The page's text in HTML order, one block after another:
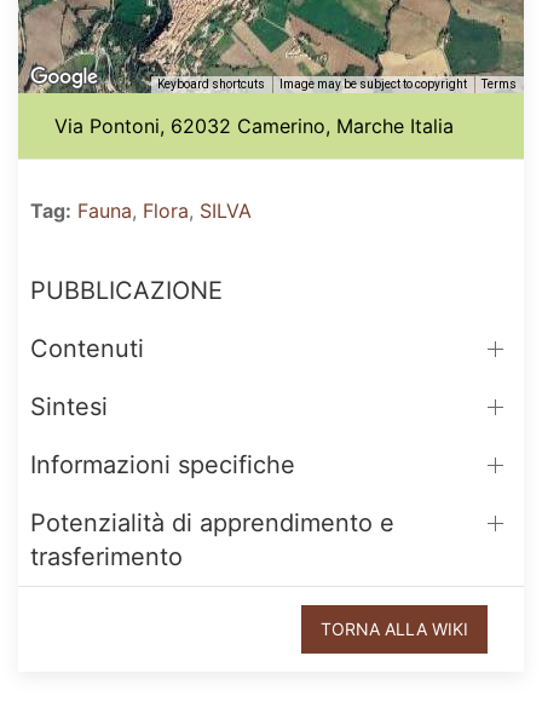
Keyboard shortcuts Image may be subject to copyright Terms
Via Pontoni, 62032 Camerino, Marche Italia
Tag: Fauna, Flora, SILVA
PUBBLICAZIONE
Contenuti
Sintesi
Informazioni specifiche
Potenzialità di apprendimento e
trasferimento
TORNA ALLA WIKI